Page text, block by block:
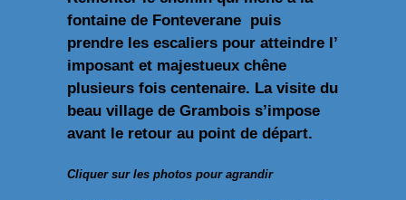
fontaine de Fonteverane puis
prendre les escaliers pour atteindre l’
imposant et majestueux chêne
plusieurs fois centenaire. La visite du
beau village de Grambois s’impose
avant le retour au point de départ.
Cliquer sur les photos pour agrandir